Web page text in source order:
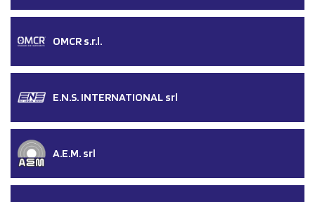
OMCR s.r.l.
E.N.S. INTERNATIONAL srl
A.E.M. srl